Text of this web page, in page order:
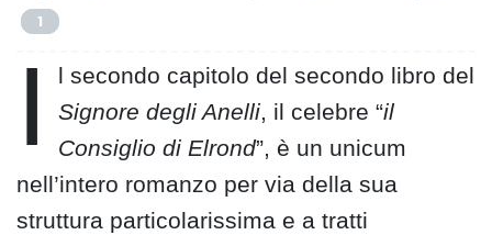
1
I
l secondo capitolo del secondo libro del
Signore degli Anelli, il celebre “il
Consiglio di Elrond”, è un unicum
nell’intero romanzo per via della sua
struttura particolarissima e a tratti